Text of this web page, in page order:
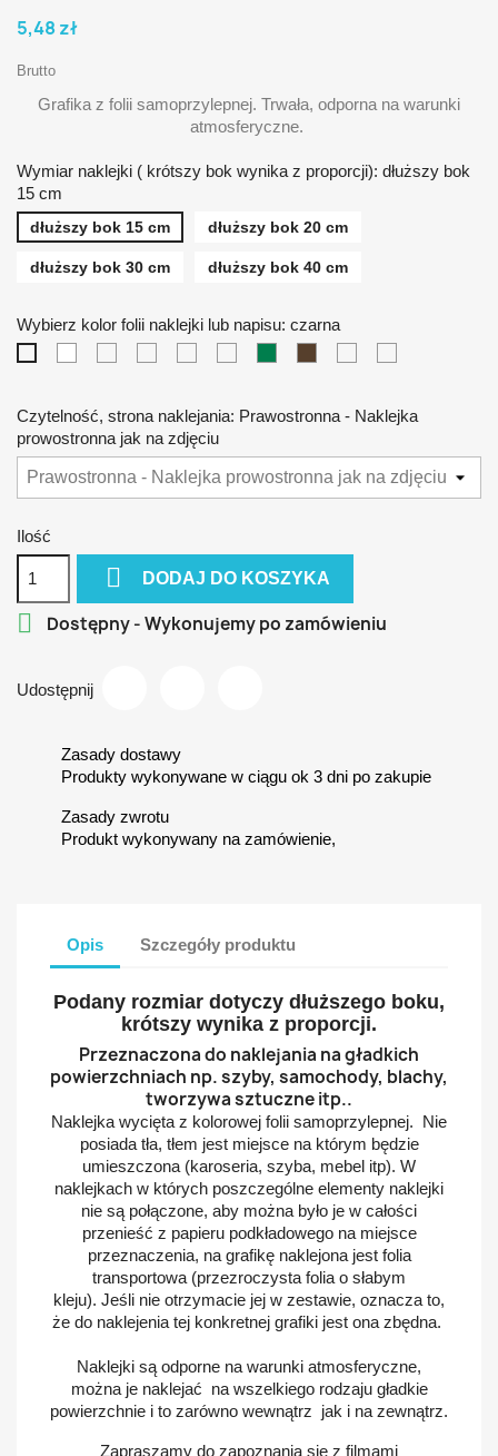
5,48 zł
Brutto
Grafika z folii samoprzylepnej. Trwała, odporna na warunki
atmosferyczne.
Wymiar naklejki ( krótszy bok wynika z proporcji): dłuższy bok
15 cm
dłuższy bok 15 cm dłuższy bok 20 cm
dłuższy bok 30 cm dłuższy bok 40 cm
Wybierz kolor folii naklejki lub napisu: czarna
Czytelność, strona naklejania: Prawostronna - Naklejka
prowostronna jak na zdjęciu
Ilość
 DODAJ DO KOSZYKA
 Dostępny - Wykonujemy po zamówieniu
Udostępnij
Zasady dostawy
Produkty wykonywane w ciągu ok 3 dni po zakupie
Zasady zwrotu
Produkt wykonywany na zamówienie,
Opis Szczegóły produktu
Podany rozmiar dotyczy dłuższego boku,
krótszy wynika z proporcji.
Przeznaczona do naklejania na gładkich
powierzchniach np. szyby, samochody, blachy,
tworzywa sztuczne itp..
Naklejka wycięta z kolorowej folii samoprzylepnej. Nie
posiada tła, tłem jest miejsce na którym będzie
umieszczona (karoseria, szyba, mebel itp). W
naklejkach w których poszczególne elementy naklejki
nie są połączone, aby można było je w całości
przenieść z papieru podkładowego na miejsce
przeznaczenia, na grafikę naklejona jest folia
transportowa (przezroczysta folia o słabym
kleju). Jeśli nie otrzymacie jej w zestawie, oznacza to,
że do naklejenia tej konkretnej grafiki jest ona zbędna.
Naklejki są odporne na warunki atmosferyczne,
można je naklejać na wszelkiego rodzaju gładkie
powierzchnie i to zarówno wewnątrz jak i na zewnątrz.
Zapraszamy do zapoznania się z filmami